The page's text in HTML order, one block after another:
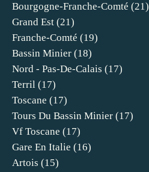
Bourgogne-Franche-Comté (21)
Grand Est (21)
Franche-Comté (19)
Bassin Minier (18)
Nord - Pas-De-Calais (17)
Terril (17)
Toscane (17)
Tours Du Bassin Minier (17)
Vf Toscane (17)
Gare En Italie (16)
Artois (15)